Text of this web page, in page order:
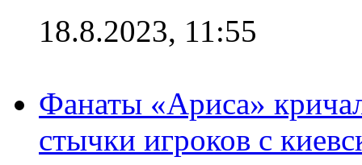
18.8.2023, 11:55
Фанаты «Ариса»
стычки игроков с